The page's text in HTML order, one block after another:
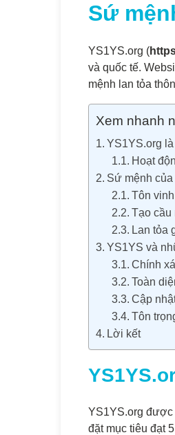
Sứ
YS1YS.org (
và quốc tế.
mệnh lan tỏa
Xem nhanh
YS1YS.org
Hoạt
Sứ mệnh
Tôn
Tạo cầu
Lan tỏa
YS1YS và
Chính
Toàn
Cập
Tôn
Lời kết
YS1YS.org được
đặt mục tiêu đạt